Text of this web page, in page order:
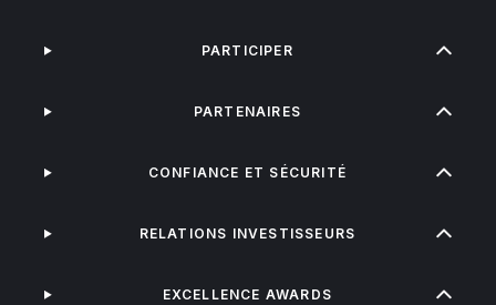
PARTICIPER
PARTENAIRES
CONFIANCE ET SÉCURITÉ
RELATIONS INVESTISSEURS
EXCELLENCE AWARDS